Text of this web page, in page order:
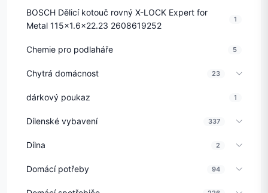
BOSCH Dělicí kotouč rovný X-LOCK Expert for
Metal 115x1.6x22.23 2608619252
1
Chemie pro podlaháře 5
Chytrá domácnost 23
dárkový poukaz 1
Dílenské vybavení 337
Dílna 2
Domácí potřeby 94